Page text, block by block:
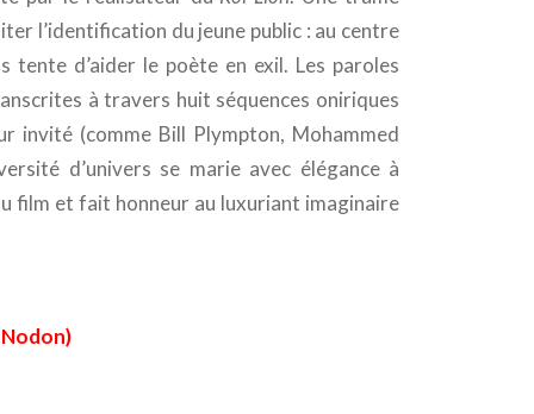
l’identification du jeune public : au centre
d’aider le poète en exil. Les paroles
à travers huit séquences oniriques
invité (comme Bill Plympton, Mohammed
d’univers se marie avec élégance à
film et fait honneur au luxuriant imaginaire